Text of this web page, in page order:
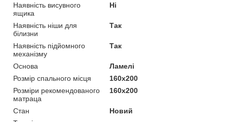
Наявність висувного
ящика
Ні
Наявність ніши для
білизни
Так
Наявність підйомного
механізму
Так
Основа
Ламелі
Розмір спального місця
160х200
Розміри рекомендованого
матраца
160х200
Стан
Новий